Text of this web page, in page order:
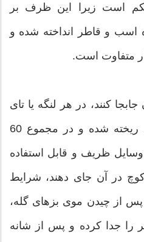
است زیرا این ظرف بر
اسب و قاطر انداخته شده و
متفاوت است.
جابجا كنند، در هر لنگه یا تای
آن 30 كیلو معادل 10 من ریخته شده و در مجموع 60
ظریف و قابل استفاده
در آن جای دهند، شرایط
از چیدن موی بزهای گله،
را جدا كرده و پس از شانه